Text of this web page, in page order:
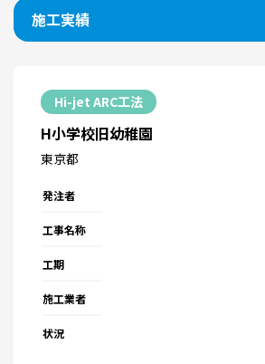
施工実績
Hi-jet ARC工法
H小学校旧幼稚園
東京都
発注者
工事名称
工期
施工業者
状況